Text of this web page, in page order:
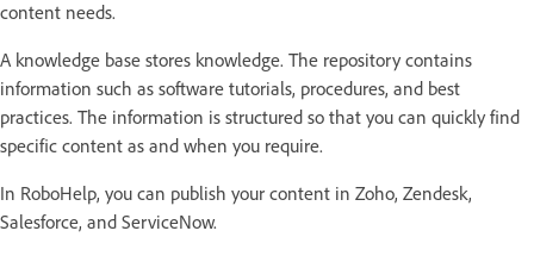
content needs.
A knowledge base stores knowledge. The repository contains
information such as software tutorials, procedures, and best
practices. The information is structured so that you can quickly find
specific content as and when you require.
In RoboHelp, you can publish your content in Zoho, Zendesk,
Salesforce, and ServiceNow.